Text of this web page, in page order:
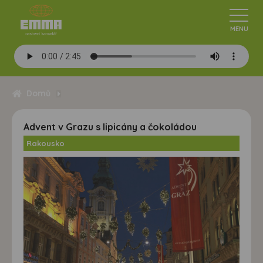
Advent v Grazu s lipicány a čokoládou
Rakousko